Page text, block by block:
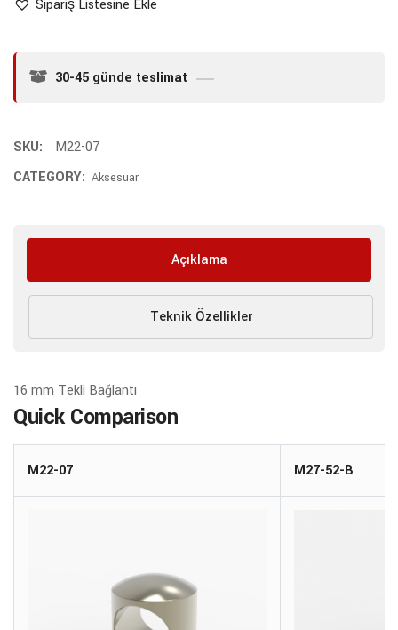
Sipariş Listesine Ekle
30-45 günde teslimat
SKU:
M22-07
CATEGORY: Aksesuar
Açıklama
Teknik Özellikler
16 mm Tekli Bağlantı
Quick Comparison
M22-07 M27-52-B